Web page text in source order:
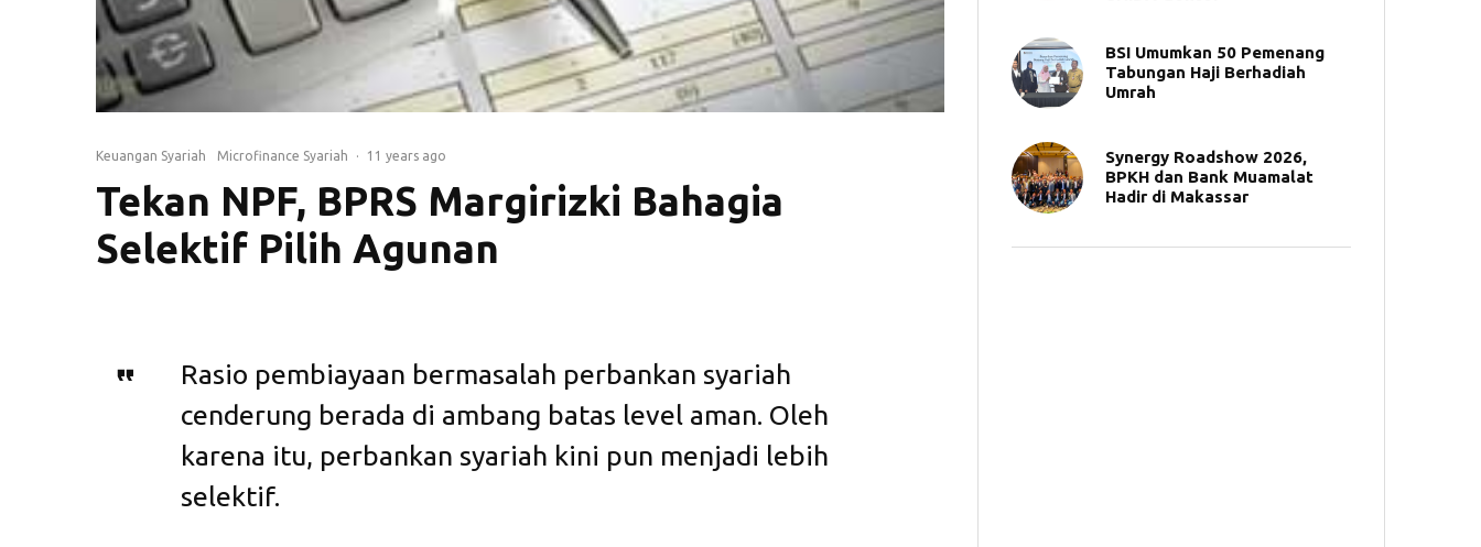
Keuangan Syariah Microfinance Syariah · 11 years ago
Tekan NPF, BPRS Margirizki Bahagia
Selektif Pilih Agunan
Rasio pembiayaan bermasalah perbankan syariah
cenderung berada di ambang batas level aman. Oleh
karena itu, perbankan syariah kini pun menjadi lebih
selektif.
BSI Umumkan 50 Pemenang
Tabungan Haji Berhadiah
Umrah
Synergy Roadshow 2026,
BPKH dan Bank Muamalat
Hadir di Makassar